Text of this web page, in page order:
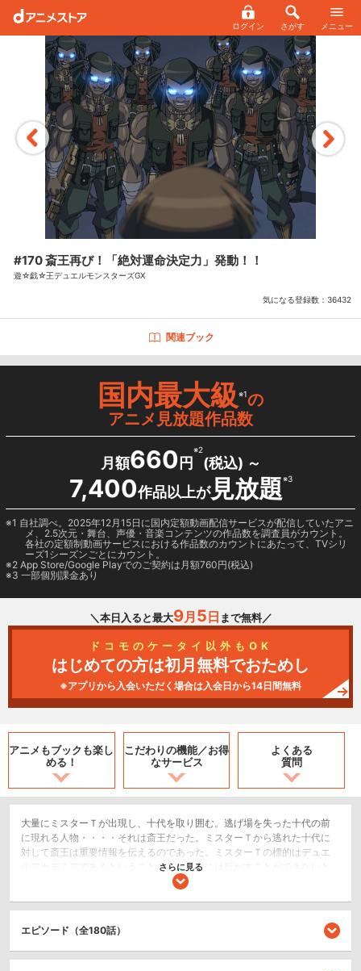
ログイン さがす メニュー
#170 斎王再び！「絶対運命決定力」発動！！
遊☆戯☆王デュエルモンスターズGX
気になる登録数： 36432
関連ブック
国内最大級※1の
アニメ見放題作品数
月額660 円
※2
(税込) ～
7,400作品以上が見放題※3
1 自社調べ。2025年12月15日に国内定額動画配信サービスが配信していたアニ
メ、2.5次元・舞台、声優・音楽コンテンツの作品数を調査員がカウント。
各社の定額制動画サービスにおける作品数のカウントにあたって、TVシリ
ーズ1シーズンごとにカウント。
2 App Store/Google Playでのご契約は月額760円(税込)
3 一部個別課金あり
＼本日入ると最大9月 5 日 まで無料／
ドコモのケータイ以外もOK
はじめての方は初月無料でおためし
※アプリから入会いただく場合は入会日から14日間無料
アニメもブックも楽し
める！
こだわりの機能／お得
なサービス
よくある
質問
大量にミスターＴが出現し、十代を取り囲む。逃げ場を失った十代の前
に現れる人物・・・・それは斎王だった。ミスターＴから逃れた十代に
対して斎王は重要情報を伝えるのであった。ミスターＴの標的はデュエ
ルアカデミアであるということを。が学園には行かすことができないと
いう斎王は突如十代にデュエルを挑んでくるのであった。応戦するしか
モンスターを召喚できないようにし、追い込むであった。
アクション/バトル
スポーツ/競技
さらに見る
エピソード（全180話）